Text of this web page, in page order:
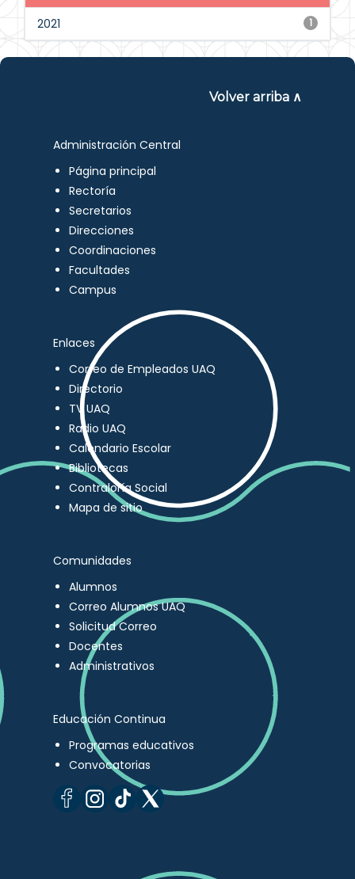
1
2021
Volver arriba ∧
Administración Central
Página principal
Rectoría
Secretarios
Direcciones
Coordinaciones
Facultades
Campus
Enlaces
Correo de Empleados UAQ
Directorio
TV UAQ
Radio UAQ
Calendario Escolar
Bibliotecas
Contraloría Social
Mapa de sitio
Comunidades
Alumnos
Correo Alumnos UAQ
Solicitud Correo
Docentes
Administrativos
Educación Continua
Programas educativos
Convocatorias